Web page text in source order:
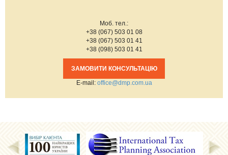
Моб. тел.:
+38 (067) 503 01 08
+38 (067) 503 01 41
+38 (098) 503 01 41
ЗАМОВИТИ КОНСУЛЬТАЦІЮ
Е-mail: office@dmp.com.ua